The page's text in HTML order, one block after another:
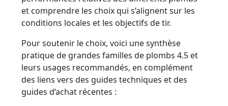
et comprendre les choix qui s’alignent sur les
conditions locales et les objectifs de tir.
Pour soutenir le choix, voici une synthèse
pratique de grandes familles de plombs 4.5 et
leurs usages recommandés, en complément
des liens vers des guides techniques et des
guides d’achat récentes :